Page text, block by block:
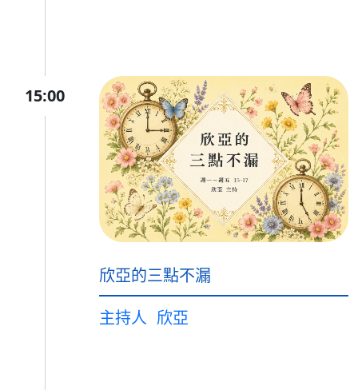
15:00
欣亞的三點不漏
主持人 欣亞